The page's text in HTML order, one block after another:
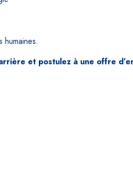
humaines.
et postulez à une offre